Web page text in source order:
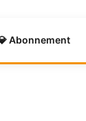
Abonnement